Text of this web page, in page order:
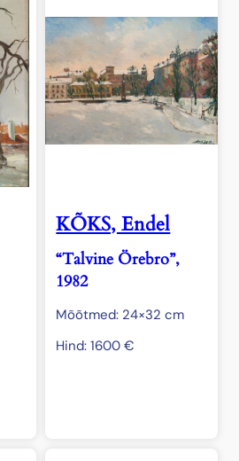
KÕKS, Endel
“Talvine Örebro”,
1982
Mõõtmed: 24×32 cm
Hind:1600€